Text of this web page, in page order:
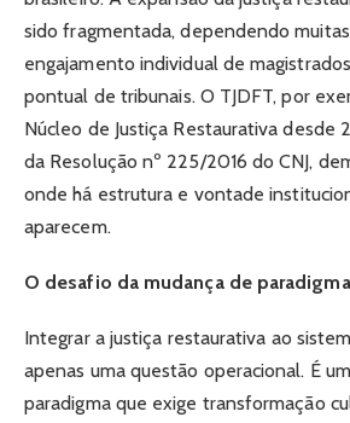
sido fragmentada, dependendo
engajamento individual de
pontual de tribunais. O TJDFT, por
Núcleo de Justiça Restaurativa desde
da Resolução nº 225/2016 do CNJ,
onde há estrutura e vontade
aparecem.
O desafio da mudança de paradigma
Integrar a justiça restaurativa ao
apenas uma questão operacional. É
paradigma que exige transformação